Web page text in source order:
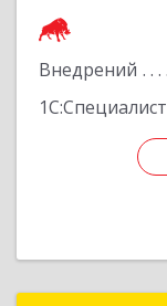
Внедрений
1С:Специалист